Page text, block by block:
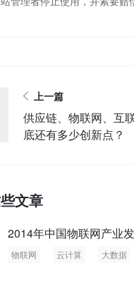
上一篇
供应链、物联网、互
底还有多少创新点？
文章
2014年中国物联网产业
物联网 云计算 大数据